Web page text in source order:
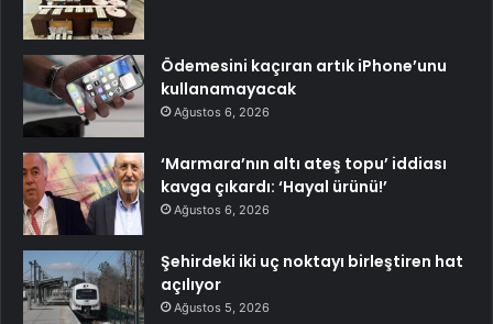
Ödemesini kaçıran artık iPhone’unu
kullanamayacak
Ağustos 6, 2026
‘Marmara’nın altı ateş topu’ iddiası
kavga çıkardı: ‘Hayal ürünü!’
Ağustos 6, 2026
Şehirdeki iki uç noktayı birleştiren hat
açılıyor
Ağustos 5, 2026